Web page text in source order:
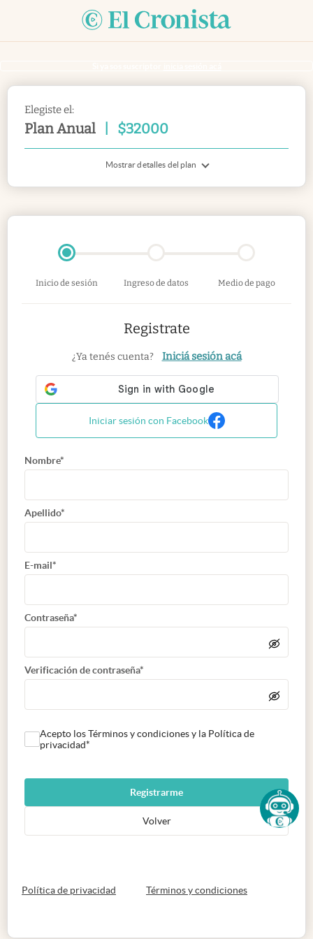
Elegiste el:
Plan Anual $32000
Mostrar detalles del plan
Inicio de sesión Ingreso de datos Medio de pago
Registrate
¿Ya tenés cuenta? Iniciá sesión acá
Iniciar sesión con Facebook
Nombre*
Apellido*
E-mail*
Contraseña*
Verificación de contraseña*
Acepto los Términos y condiciones y la Política de
privacidad*
Registrarme
Volver
Política de privacidad abre en nueva pestaña
Términos y condicionesabre en nueva